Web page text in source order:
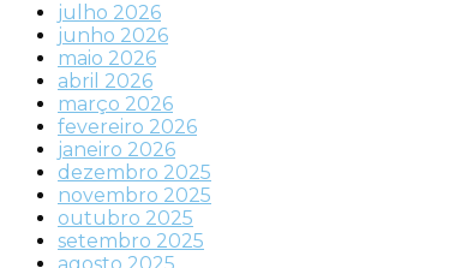
julho 2026
junho 2026
maio 2026
abril 2026
março 2026
fevereiro 2026
janeiro 2026
dezembro 2025
novembro 2025
outubro 2025
setembro 2025